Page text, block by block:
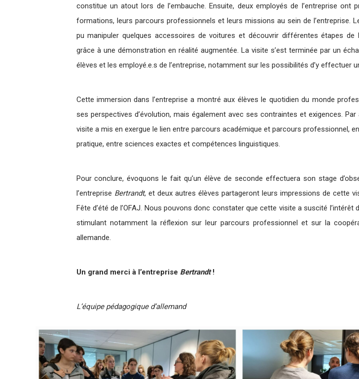
constitue un atout lors de l’embauche. Ensuite, deux employés de l’entreprise ont
formations, leurs parcours professionnels et leurs missions au sein de l’entreprise.
pu manipuler quelques accessoires de voitures et découvrir différentes étapes de
grâce à une démonstration en réalité augmentée. La visite s’est terminée par un
élèves et les employé.e.s de l’entreprise, notamment sur les possibilités d’y effectuer
Cette immersion dans l’entreprise a montré aux élèves le quotidien du monde
ses perspectives d’évolution, mais également avec ses contraintes et exigences. Par
visite a mis en exergue le lien entre parcours académique et parcours professionnel,
pratique, entre sciences exactes et compétences linguistiques.
Pour conclure, évoquons le fait qu’un élève de seconde effectuera son stage
l’entreprise Bertrandt, et deux autres élèves partageront leurs impressions de cette
Fête d’été de l’OFAJ. Nous pouvons donc constater que cette visite a suscité l’intérêt
stimulant notamment la réflexion sur leur parcours professionnel et sur la
allemande.
Un grand merci à l’entreprise Bertrandt!
L’équipe pédagogique d’allemand